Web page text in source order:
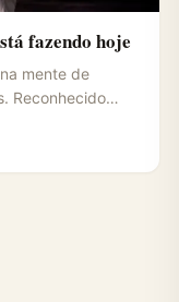
fazendo hoje
mente de
Reconhecido